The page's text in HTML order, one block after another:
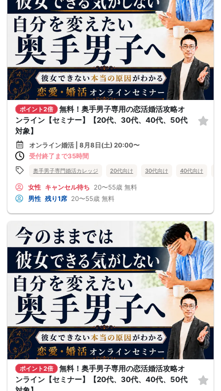
ポイント2倍
無料！奥手男子専用の恋活婚活攻略オ
ンライン【セミナー】【20代、30代、40代、50代
対象】
オンライン婚活 | 8月8日(土) 20:00〜
受付終了まで35時間
奥手男子専門婚活カレッジ 20代向け 30代向け 40代向け
女性 キャンセル待ち 20〜55歳 無料
男性 残り1席 20〜55歳 無料
ポイント2倍
無料！奥手男子専用の恋活婚活攻略オ
ンライン【セミナー】【20代、30代、40代、50代